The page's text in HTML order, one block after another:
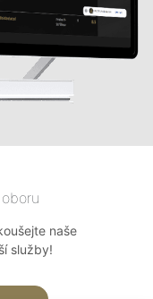
naše
služby!